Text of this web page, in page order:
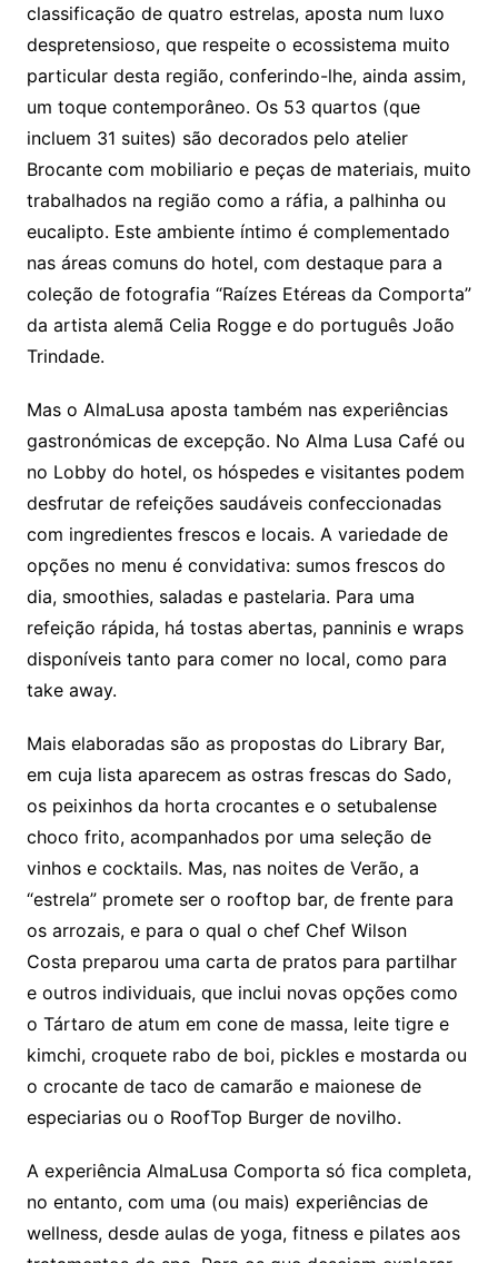
classificação de quatro estrelas, aposta num luxo
despretensioso, que respeite o ecossistema muito
particular desta região, conferindo-lhe, ainda assim,
um toque contemporâneo. Os 53 quartos (que
incluem 31 suites) são decorados pelo atelier
Brocante com mobiliario e peças de materiais, muito
trabalhados na região como a ráfia, a palhinha ou
eucalipto. Este ambiente íntimo é complementado
nas áreas comuns do hotel, com destaque para a
coleção de fotografia “Raízes Etéreas da Comporta”
da artista alemã Celia Rogge e do português João
Trindade.
Mas o AlmaLusa aposta também nas experiências
gastronómicas de excepção. No Alma Lusa Café ou
no Lobby do hotel, os hóspedes e visitantes podem
desfrutar de refeições saudáveis confeccionadas
com ingredientes frescos e locais. A variedade de
opções no menu é convidativa: sumos frescos do
dia, smoothies, saladas e pastelaria. Para uma
refeição rápida, há tostas abertas, panninis e wraps
disponíveis tanto para comer no local, como para
take away.
Mais elaboradas são as propostas do Library Bar,
em cuja lista aparecem as ostras frescas do Sado,
os peixinhos da horta crocantes e o setubalense
choco frito, acompanhados por uma seleção de
vinhos e cocktails. Mas, nas noites de Verão, a
“estrela” promete ser o rooftop bar, de frente para
os arrozais, e para o qual o chef Chef Wilson
Costa preparou uma carta de pratos para partilhar
e outros individuais, que inclui novas opções como
o Tártaro de atum em cone de massa, leite tigre e
kimchi, croquete rabo de boi, pickles e mostarda ou
o crocante de taco de camarão e maionese de
especiarias ou o RoofTop Burger de novilho.
A experiência AlmaLusa Comporta só fica completa,
no entanto, com uma (ou mais) experiências de
wellness, desde aulas de yoga, fitness e pilates aos